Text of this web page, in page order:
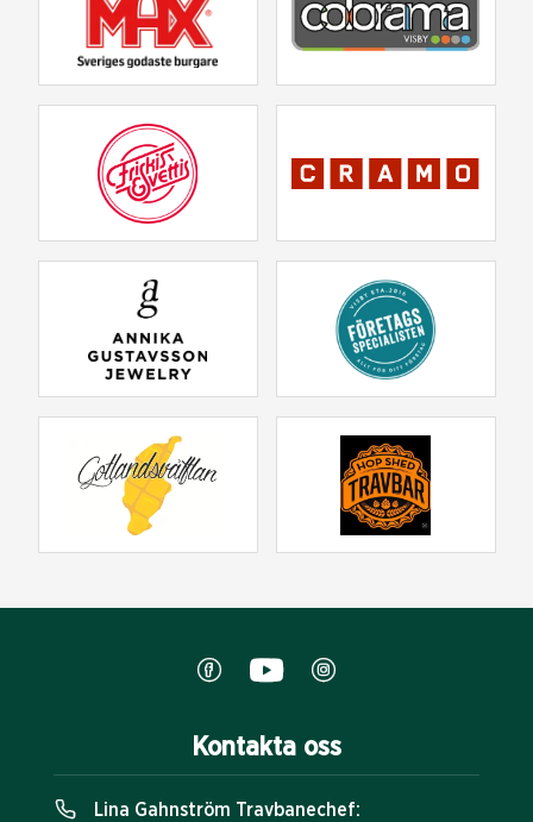
Kontakta oss
Lina Gahnström Travbanechef: